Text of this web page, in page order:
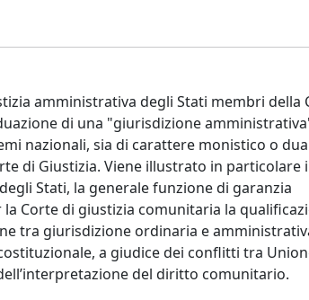
amministrativa degli Stati membri della
di una "giurisdizione
nazionali, sia di carattere monistico o
di Giustizia. Viene illustrato in particolare
Stati, la generale funzione di garanzia
Corte di giustizia comunitaria la
tra giurisdizione ordinaria e
a giudice dei conflitti tra
del diritto comunitario.